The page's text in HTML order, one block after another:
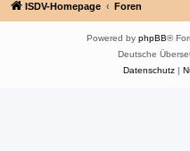
ISDV-Homepage Foren
Powered by phpBB®
Deutsche
Datenschutz|